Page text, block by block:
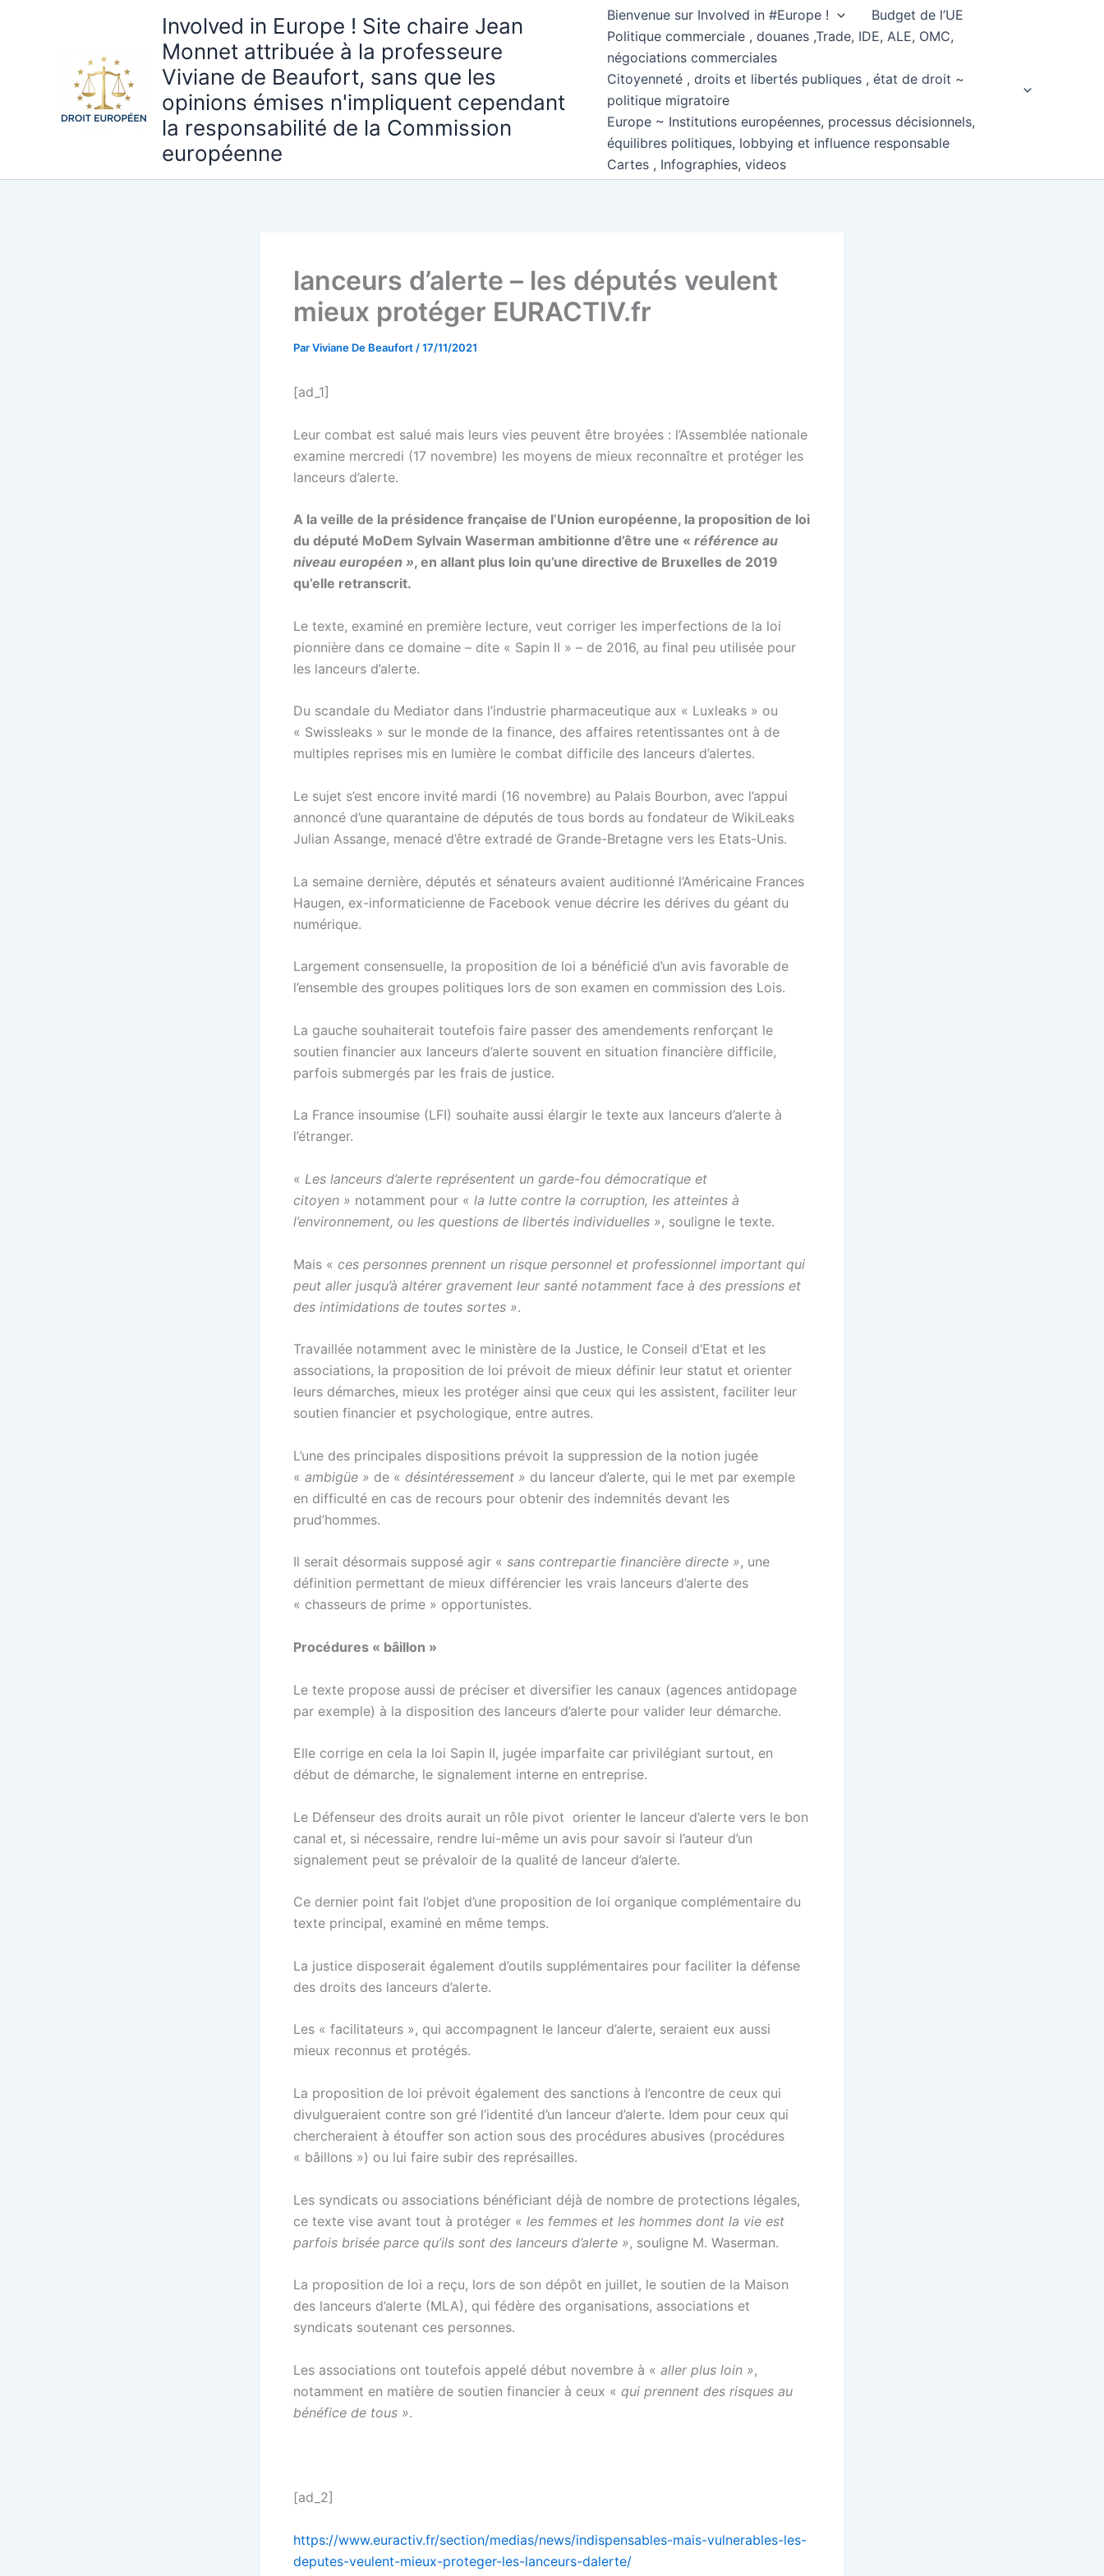
Involved in Europe ! Site chaire Jean
Monnet attribuée à la professeure
Viviane de Beaufort, sans que les
opinions émises n'impliquent cependant
la responsabilité de la Commission
européenne
Bienvenue sur Involved in #Europe !
Budget de l’UE
Politique commerciale , douanes ,Trade, IDE, ALE, OMC,
négociations commerciales
Citoyenneté , droits et libertés publiques , état de droit ~
politique migratoire
Europe ~ Institutions européennes, processus décisionnels,
équilibres politiques, lobbying et influence responsable
Cartes , Infographies, videos
lanceurs d’alerte – les députés veulent
mieux protéger EURACTIV.fr
ParViviane De Beaufort /17/11/2021
[ad_1]
Leur combat est salué mais leurs vies peuvent être broyées : l’Assemblée nationale
examine mercredi (17 novembre) les moyens de mieux reconnaître et protéger les
lanceurs d’alerte.
A la veille de la présidence française de l’Union européenne, la proposition de loi
du député MoDem Sylvain Waserman ambitionne d’être une « référence au
niveau européen », en allant plus loin qu’une directive de Bruxelles de 2019
qu’elle retranscrit.
Le texte, examiné en première lecture, veut corriger les imperfections de la loi
pionnière dans ce domaine – dite « Sapin II » – de 2016, au final peu utilisée pour
les lanceurs d’alerte.
Du scandale du Mediator dans l’industrie pharmaceutique aux « Luxleaks » ou
« Swissleaks » sur le monde de la finance, des affaires retentissantes ont à de
multiples reprises mis en lumière le combat difficile des lanceurs d’alertes.
Le sujet s’est encore invité mardi (16 novembre) au Palais Bourbon, avec l’appui
annoncé d’une quarantaine de députés de tous bords au fondateur de WikiLeaks
Julian Assange, menacé d’être extradé de Grande-Bretagne vers les Etats-Unis.
La semaine dernière, députés et sénateurs avaient auditionné l’Américaine Frances
Haugen, ex-informaticienne de Facebook venue décrire les dérives du géant du
numérique.
Largement consensuelle, la proposition de loi a bénéficié d’un avis favorable de
l’ensemble des groupes politiques lors de son examen en commission des Lois.
La gauche souhaiterait toutefois faire passer des amendements renforçant le
soutien financier aux lanceurs d’alerte souvent en situation financière difficile,
parfois submergés par les frais de justice.
La France insoumise (LFI) souhaite aussi élargir le texte aux lanceurs d’alerte à
l’étranger.
« Les lanceurs d’alerte représentent un garde-fou démocratique et
citoyen » notamment pour « la lutte contre la corruption, les atteintes à
l’environnement, ou les questions de libertés individuelles », souligne le texte.
Mais « ces personnes prennent un risque personnel et professionnel important qui
peut aller jusqu’à altérer gravement leur santé notamment face à des pressions et
des intimidations de toutes sortes ».
Travaillée notamment avec le ministère de la Justice, le Conseil d’Etat et les
associations, la proposition de loi prévoit de mieux définir leur statut et orienter
leurs démarches, mieux les protéger ainsi que ceux qui les assistent, faciliter leur
soutien financier et psychologique, entre autres.
L’une des principales dispositions prévoit la suppression de la notion jugée
« ambigüe » de « désintéressement » du lanceur d’alerte, qui le met par exemple
en difficulté en cas de recours pour obtenir des indemnités devant les
prud’hommes.
Il serait désormais supposé agir « sans contrepartie financière directe », une
définition permettant de mieux différencier les vrais lanceurs d’alerte des
« chasseurs de prime » opportunistes.
Procédures « bâillon »
Le texte propose aussi de préciser et diversifier les canaux (agences antidopage
par exemple) à la disposition des lanceurs d’alerte pour valider leur démarche.
Elle corrige en cela la loi Sapin II, jugée imparfaite car privilégiant surtout, en
début de démarche, le signalement interne en entreprise.
Le Défenseur des droits aurait un rôle pivot orienter le lanceur d’alerte vers le bon
canal et, si nécessaire, rendre lui-même un avis pour savoir si l’auteur d’un
signalement peut se prévaloir de la qualité de lanceur d’alerte.
Ce dernier point fait l’objet d’une proposition de loi organique complémentaire du
texte principal, examiné en même temps.
La justice disposerait également d’outils supplémentaires pour faciliter la défense
des droits des lanceurs d’alerte.
Les « facilitateurs », qui accompagnent le lanceur d’alerte, seraient eux aussi
mieux reconnus et protégés.
La proposition de loi prévoit également des sanctions à l’encontre de ceux qui
divulgueraient contre son gré l’identité d’un lanceur d’alerte. Idem pour ceux qui
chercheraient à étouffer son action sous des procédures abusives (procédures
« bâillons ») ou lui faire subir des représailles.
Les syndicats ou associations bénéficiant déjà de nombre de protections légales,
ce texte vise avant tout à protéger « les femmes et les hommes dont la vie est
parfois brisée parce qu’ils sont des lanceurs d’alerte », souligne M. Waserman.
La proposition de loi a reçu, lors de son dépôt en juillet, le soutien de la Maison
des lanceurs d’alerte (MLA), qui fédère des organisations, associations et
syndicats soutenant ces personnes.
Les associations ont toutefois appelé début novembre à « aller plus loin »,
notamment en matière de soutien financier à ceux « qui prennent des risques au
bénéfice de tous ».
[ad_2]
https://www.euractiv.fr/section/medias/news/indispensables-mais-vulnerables-les-
deputes-veulent-mieux-proteger-les-lanceurs-dalerte/